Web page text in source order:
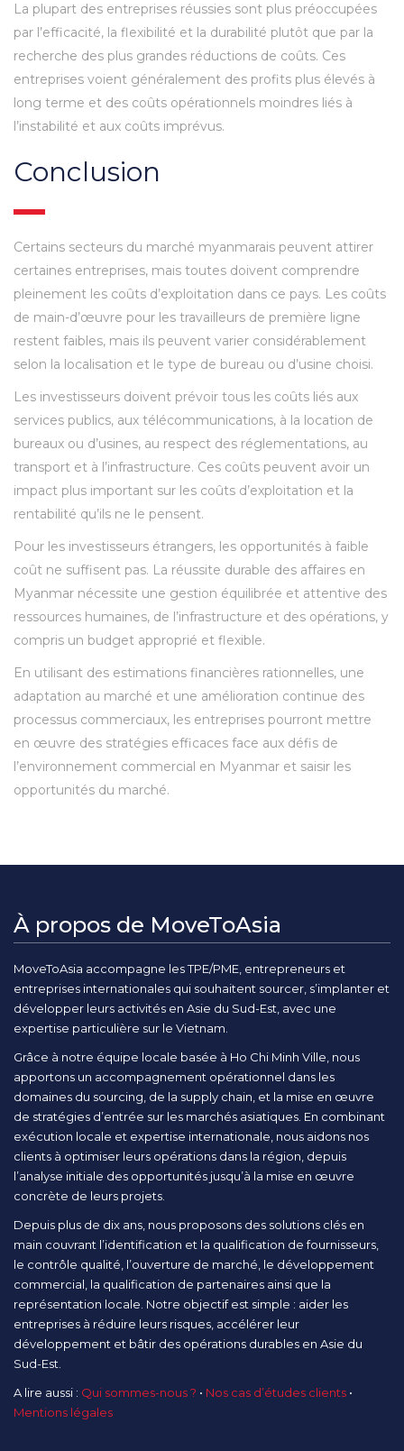
La plupart des entreprises réussies sont plus préoccupées
par l’efficacité, la flexibilité et la durabilité plutôt que par la
recherche des plus grandes réductions de coûts. Ces
entreprises voient généralement des profits plus élevés à
long terme et des coûts opérationnels moindres liés à
l’instabilité et aux coûts imprévus.
Conclusion
Certains secteurs du marché myanmarais peuvent attirer
certaines entreprises, mais toutes doivent comprendre
pleinement les coûts d’exploitation dans ce pays. Les coûts
de main-d’œuvre pour les travailleurs de première ligne
restent faibles, mais ils peuvent varier considérablement
selon la localisation et le type de bureau ou d’usine choisi.
Les investisseurs doivent prévoir tous les coûts liés aux
services publics, aux télécommunications, à la location de
bureaux ou d’usines, au respect des réglementations, au
transport et à l’infrastructure. Ces coûts peuvent avoir un
impact plus important sur les coûts d’exploitation et la
rentabilité qu’ils ne le pensent.
Pour les investisseurs étrangers, les opportunités à faible
coût ne suffisent pas. La réussite durable des affaires en
Myanmar nécessite une gestion équilibrée et attentive des
ressources humaines, de l’infrastructure et des opérations, y
compris un budget approprié et flexible.
En utilisant des estimations financières rationnelles, une
adaptation au marché et une amélioration continue des
processus commerciaux, les entreprises pourront mettre
en œuvre des stratégies efficaces face aux défis de
l’environnement commercial en Myanmar et saisir les
opportunités du marché.
À propos de MoveToAsia
MoveToAsia accompagne les TPE/PME, entrepreneurs et
entreprises internationales qui souhaitent sourcer, s’implanter et
développer leurs activités en Asie du Sud-Est, avec une
expertise particulière sur le Vietnam.
Grâce à notre équipe locale basée à Ho Chi Minh Ville, nous
apportons un accompagnement opérationnel dans les
domaines du sourcing, de la supply chain, et la mise en œuvre
de stratégies d’entrée sur les marchés asiatiques. En combinant
exécution locale et expertise internationale, nous aidons nos
clients à optimiser leurs opérations dans la région, depuis
l’analyse initiale des opportunités jusqu’à la mise en œuvre
concrète de leurs projets.
Depuis plus de dix ans, nous proposons des solutions clés en
main couvrant l’identification et la qualification de fournisseurs,
le contrôle qualité, l’ouverture de marché, le développement
commercial, la qualification de partenaires ainsi que la
représentation locale. Notre objectif est simple : aider les
entreprises à réduire leurs risques, accélérer leur
développement et bâtir des opérations durables en Asie du
Sud-Est.
A lire aussi : Qui sommes-nous ? • Nos cas d’études clients •
Mentions légales